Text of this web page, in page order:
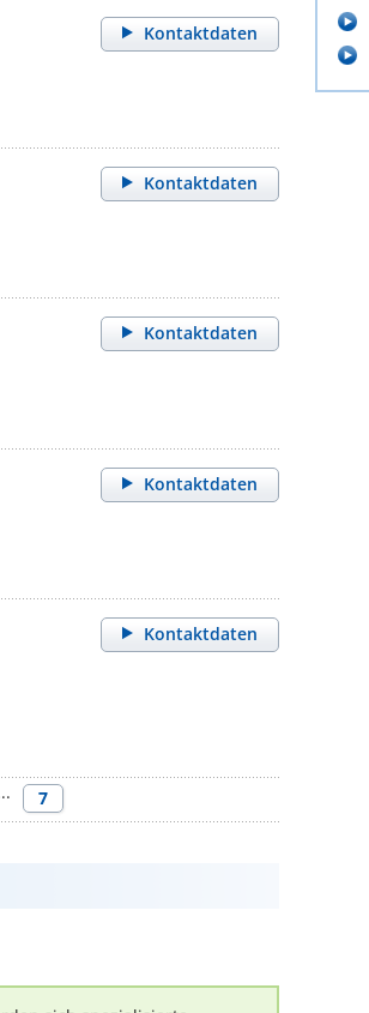
Kontaktdaten
Kontaktdaten
Kontaktdaten
Kontaktdaten
Kontaktdaten
7